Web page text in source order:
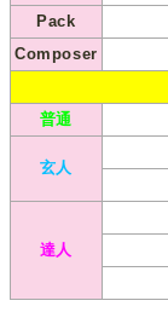
Pack
Composer
普通
玄人
達人